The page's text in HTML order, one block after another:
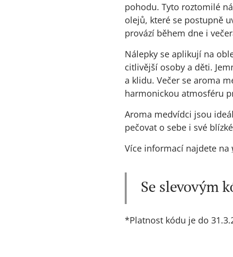
pohodu. Tyto roztomilé
olejů, které se postupně
provází během dne i
Nálepky se aplikují na
citlivější osoby a děti.
a klidu. Večer se aroma
harmonickou atmosféru
Aroma medvídci jsou
pečovat o sebe i své
Více informací najdete na
Se slevovým
*Platnost kódu je do